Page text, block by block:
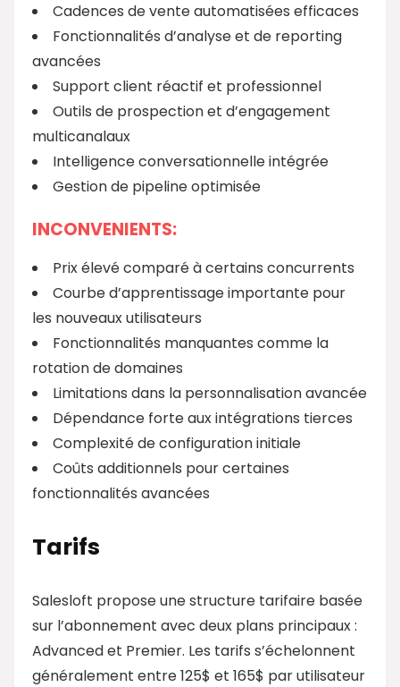
Cadences de vente automatisées efficaces
Fonctionnalités d’analyse et de reporting
avancées
Support client réactif et professionnel
Outils de prospection et d’engagement
multicanalaux
Intelligence conversationnelle intégrée
Gestion de pipeline optimisée
INCONVENIENTS:
Prix élevé comparé à certains concurrents
Courbe d’apprentissage importante pour
les nouveaux utilisateurs
Fonctionnalités manquantes comme la
rotation de domaines
Limitations dans la personnalisation avancée
Dépendance forte aux intégrations tierces
Complexité de configuration initiale
Coûts additionnels pour certaines
fonctionnalités avancées
Tarifs
Salesloft propose une structure tarifaire basée
sur l’abonnement avec deux plans principaux :
Advanced et Premier. Les tarifs s’échelonnent
généralement entre 125$ et 165$ par utilisateur